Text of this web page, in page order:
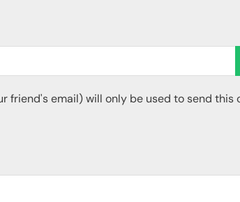
friend's email) will only be used to send this